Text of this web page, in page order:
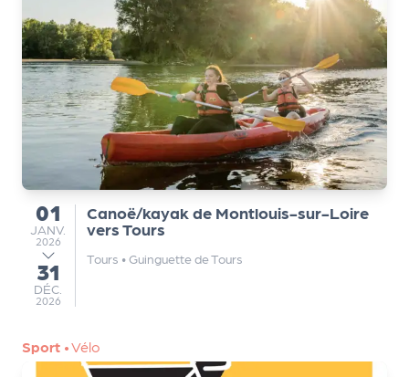
du
01
JANVIER
JANV.
2026
au
31
DÉCEMBRE
DÉC.
2026
Canoë/kayak de Montlouis-sur-Loire
vers Tours
Tours •Guinguette de Tours
Sport •Vélo
r
t
e
n
a
ir
e
s